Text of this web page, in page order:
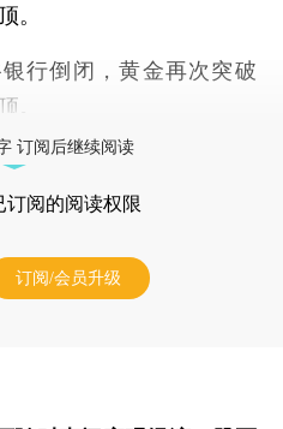
。
倒闭，黄金再次突破
。
订阅后继续阅读
订阅的阅读权限
订阅/会员升级